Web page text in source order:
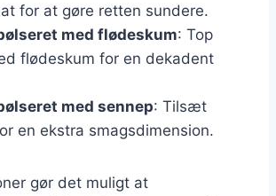
for at gøre retten sundere.
med flødeskum: Top
flødeskum for en dekadent
med sennep: Tilsæt
en ekstra smagsdimension.
gør det muligt at